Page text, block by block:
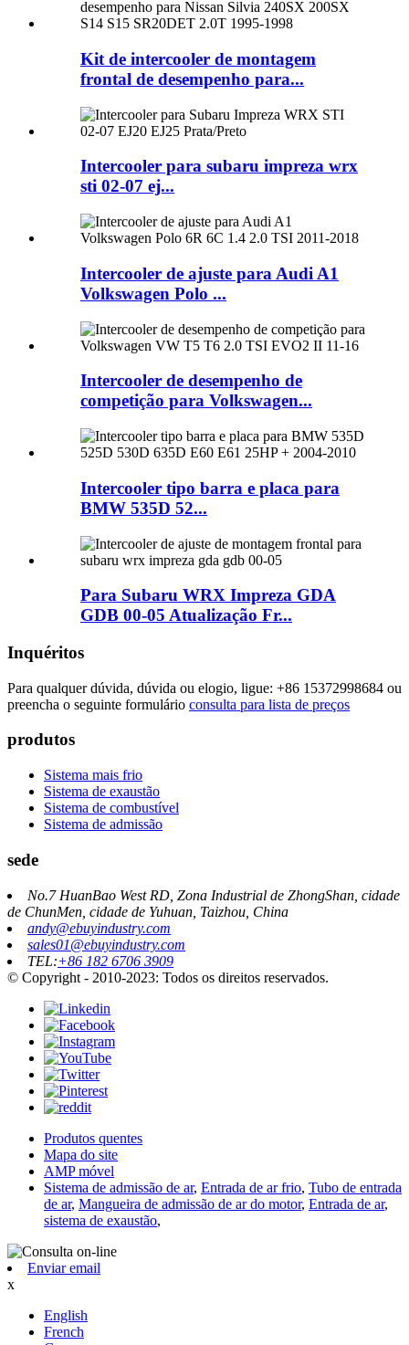
Kit de intercooler de montagem
frontal de desempenho para...
Intercooler para subaru impreza wrx
sti 02-07 ej...
Intercooler de ajuste para Audi A1
Volkswagen Polo ...
Intercooler de desempenho de
competição para Volkswagen...
Intercooler tipo barra e placa para
BMW 535D 52...
Para Subaru WRX Impreza GDA
GDB 00-05 Atualização Fr...
Inquéritos
Para qualquer dúvida, dúvida ou elogio, ligue: +86 15372998684 ou
preencha o seguinte formulário consulta para lista de preços
produtos
Sistema mais frio
Sistema de exaustão
Sistema de combustível
Sistema de admissão
sede
No.7 HuanBao West RD, Zona Industrial de ZhongShan, cidade
de ChunMen, cidade de Yuhuan, Taizhou, China
andy@ebuyindustry.com
sales01@ebuyindustry.com
TEL:+86 182 6706 3909
© Copyright - 2010-2023: Todos os direitos reservados.
Produtos quentes
Mapa do site
AMP móvel
Sistema de admissão de ar, Entrada de ar frio, Tubo de entrada
de ar, Mangueira de admissão de ar do motor, Entrada de ar,
sistema de exaustão,
Enviar email
x
English
French